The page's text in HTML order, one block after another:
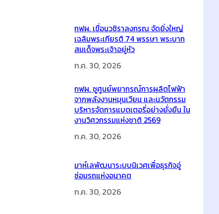
กฟผ. เขื่อนวชิราลงกรณ จัดยิ่งใหญ่
เฉลิมพระเกียรติ 74 พรรษา พระบาท
สมเด็จพระเจ้าอยู่หัว
ก.ค. 30, 2026
กฟผ. ชูศูนย์พยากรณ์การผลิตไฟฟ้า
จากพลังงานหมุนเวียน และนวัตกรรม
บริหารจัดการแบตเตอรี่อย่างยั่งยืน ใน
งานวิศวกรรมแห่งชาติ 2569
ก.ค. 30, 2026
มาห์เลพัฒนาระบบนิเวศเพื่อธุรกิจอู่
ซ่อมรถแห่งอนาคต
ก.ค. 30, 2026